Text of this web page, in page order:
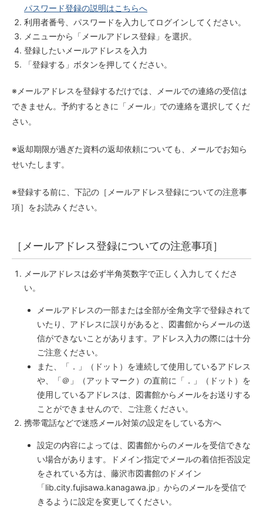
パスワード登録の説明はこちらへ
利用者番号、パスワードを入力してログインしてください。
メニューから「メールアドレス登録」を選択。
登録したいメールアドレスを入力
「登録する」ボタンを押してください。
※メールアドレスを登録するだけでは、メールでの連絡の受信は
できません。予約するときに「メール」での連絡を選択してくだ
さい。
※返却期限が過ぎた資料の返却依頼についても、メールでお知ら
せいたします。
※登録する前に、下記の［メールアドレス登録についての注意事
項］をお読みください。
［メールアドレス登録についての注意事項］
メールアドレスは必ず半角英数字で正しく入力してくださ
い。
メールアドレスの一部または全部が全角文字で登録されて
いたり、アドレスに誤りがあると、図書館からメールの送
信ができないことがあります。アドレス入力の際には十分
ご注意ください。
また、「．」（ドット）を連続して使用しているアドレス
や、「＠」（アットマーク）の直前に「．」（ドット）を
使用しているアドレスは、図書館からメールをお送りする
ことができませんので、ご注意ください。
携帯電話などで迷惑メール対策の設定をしている方へ
設定の内容によっては、図書館からのメールを受信できな
い場合があります。ドメイン指定でメールの着信拒否設定
をされている方は、藤沢市図書館のドメイン
「lib.city.fujisawa.kanagawa.jp」からのメールを受信で
きるように設定を変更してください。